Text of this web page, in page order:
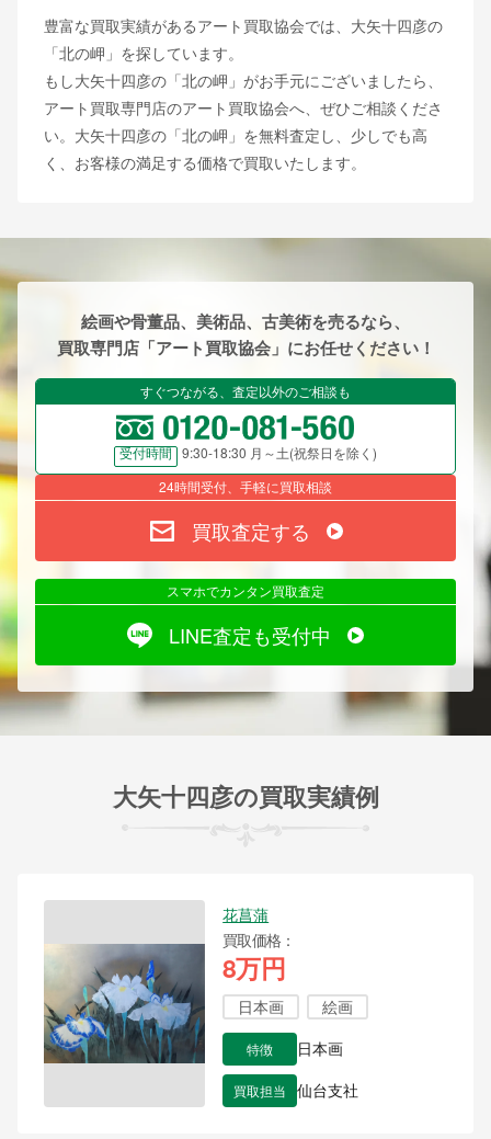
豊富な買取実績があるアート買取協会では、大矢十四彦の
「北の岬」を探しています。
もし大矢十四彦の「北の岬」がお手元にございましたら、
アート買取専門店のアート買取協会へ、ぜひご相談くださ
い。大矢十四彦の「北の岬」を無料査定し、少しでも高
く、お客様の満足する価格で買取いたします。
絵画や骨董品、美術品、古美術を売るなら、
買取専門店「アート買取協会」にお任せください！
すぐつながる、査定以外のご相談も
受付時間
9:30-18:30 月～土(祝祭日を除く)
24時間受付、手軽に買取相談
買取査定する
スマホでカンタン買取査定
LINE査定も受付中
大矢十四彦の買取実績例
花菖蒲
買取価格
8万円
日本画 絵画
特徴 日本画
買取担当 仙台支社